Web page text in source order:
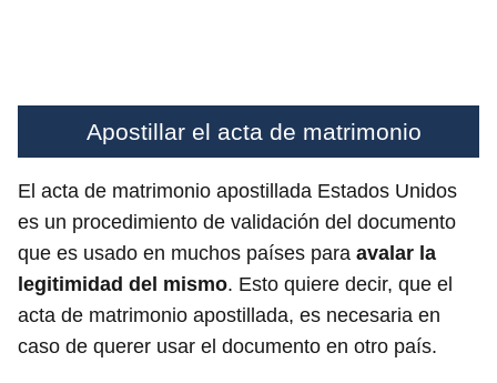
Apostillar el acta de matrimonio
El acta de matrimonio apostillada Estados Unidos
es un procedimiento de validación del documento
que es usado en muchos países para avalar la
legitimidad del mismo. Esto quiere decir, que el
acta de matrimonio apostillada, es necesaria en
caso de querer usar el documento en otro país.